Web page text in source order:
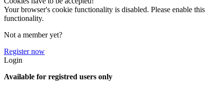
Your browser's cookie functionality is disabled. Please enable this
functionality.
Not a member yet?
Register now
Login
Available for registred users only